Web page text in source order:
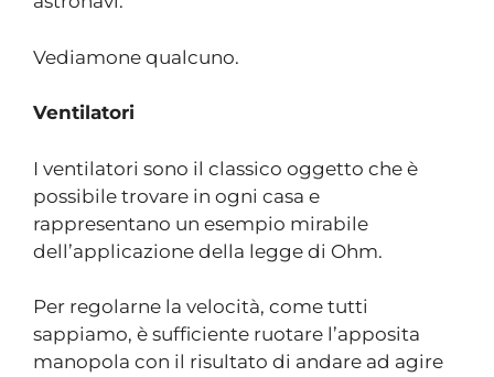
Vediamone qualcuno.
Ventilatori
I ventilatori sono il classico oggetto che è
possibile trovare in ogni casa e
rappresentano un esempio mirabile
dell’applicazione della legge di Ohm.
Per regolarne la velocità, come tutti
sappiamo, è sufficiente ruotare l’apposita
manopola con il risultato di andare ad agire